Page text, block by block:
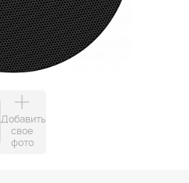
Добавить
свое
фото